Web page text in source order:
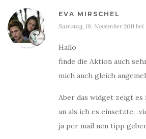
EVA MIRSCHEL
Samstag, 19. November 2011 bei
Hallo
finde die Aktion auch
mich auch gleich
Aber das widget zeigt es
an als ich es
ja per mail nen tipp